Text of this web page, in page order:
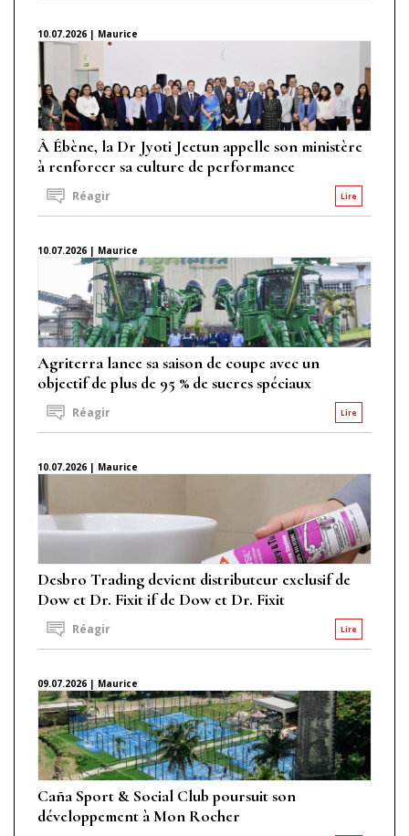
10.07.2026 | Maurice
À Ébène, la Dr Jyoti Jeetun appelle son ministère
à renforcer sa culture de performance
Lire
Réagir
10.07.2026 | Maurice
Agriterra lance sa saison de coupe avec un
objectif de plus de 95 % de sucres spéciaux
Lire
Réagir
10.07.2026 | Maurice
Desbro Trading devient distributeur exclusif de
Dow et Dr. Fixit if de Dow et Dr. Fixit
Lire
Réagir
09.07.2026 | Maurice
Caña Sport & Social Club poursuit son
développement à Mon Rocher